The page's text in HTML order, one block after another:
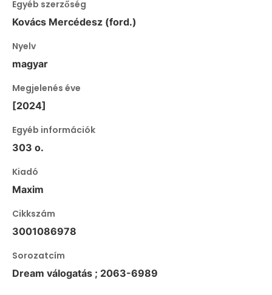
Egyéb szerzőség
Kovács Mercédesz (ford.)
Nyelv
magyar
Megjelenés éve
[2024]
Egyéb információk
303 o.
Kiadó
Maxim
Cikkszám
3001086978
Sorozatcím
Dream válogatás ; 2063-6989